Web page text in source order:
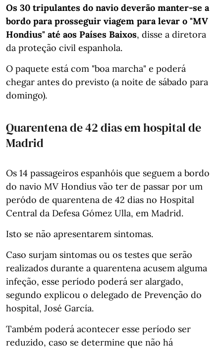
Os 30 tripulantes do navio deverão manter-se a
bordo para prosseguir viagem para levar o "MV
Hondius" até aos Países Baixos, disse a diretora
da proteção civil espanhola.
O paquete está com "boa marcha" e poderá
chegar antes do previsto (a noite de sábado para
domingo).
Quarentena de 42 dias em hospital de
Madrid
Os 14 passageiros espanhóis que seguem a bordo
do navio MV Hondius vão ter de passar por um
peródo de quarentena de 42 dias no Hospital
Central da Defesa Gómez Ulla, em Madrid.
Isto se não apresentarem sintomas.
Caso surjam sintomas ou os testes que serão
realizados durante a quarentena acusem alguma
infeção, esse período poderá ser alargado,
segundo explicou o delegado de Prevenção do
hospital, José García.
Também poderá acontecer esse período ser
reduzido, caso se determine que não há